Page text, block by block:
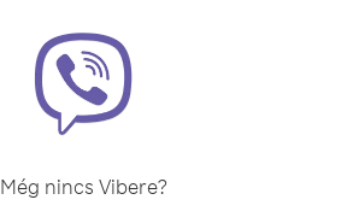
Még nincs Vibere?